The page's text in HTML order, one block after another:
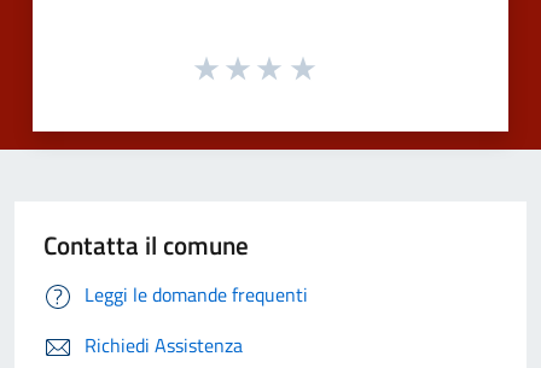
Contatta il comune
Leggi le domande frequenti
Richiedi Assistenza